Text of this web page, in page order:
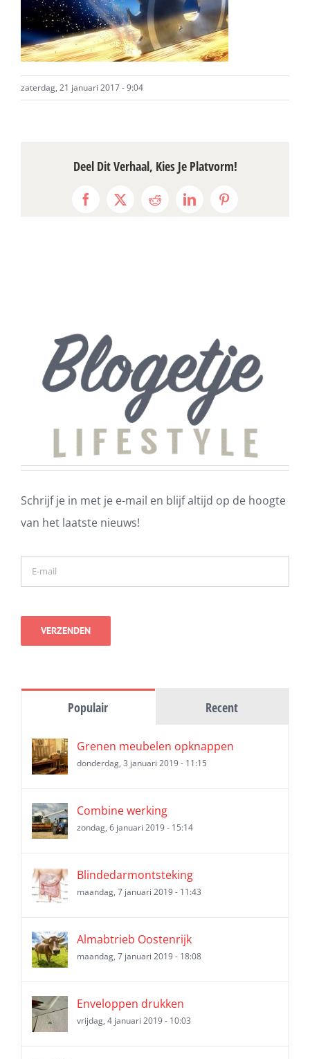
zaterdag, 21 januari 2017 - 9:04
Deel Dit Verhaal, Kies Je Platvorm!
Facebook
X RedditLinkedInPinterest
Schrijf je in met je e-mail en blijf altijd op de hoogte
van het laatste nieuws!
Populair Recent
Grenen meubelen opknappen
donderdag, 3 januari 2019 - 11:15
Combine werking
zondag, 6 januari 2019 - 15:14
Blindedarmontsteking
maandag, 7 januari 2019 - 11:43
Almabtrieb Oostenrijk
maandag, 7 januari 2019 - 18:08
Enveloppen drukken
vrijdag, 4 januari 2019 - 10:03